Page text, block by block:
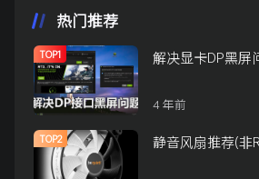
热门推荐
TOP1 解决显卡DP黑屏
4 年前
TOP2 静音风扇推荐(非